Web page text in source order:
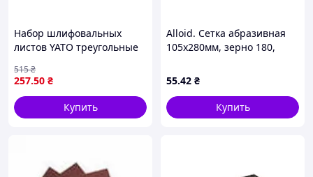
Набор шлифовальных
листов YATO треугольные
реноватора P80 P120 P240
20шт
257.50 ₴
515₴
Купить
Alloid. Сетка абразивная
105х280мм, зерно 180,
55.42 ₴
Купить